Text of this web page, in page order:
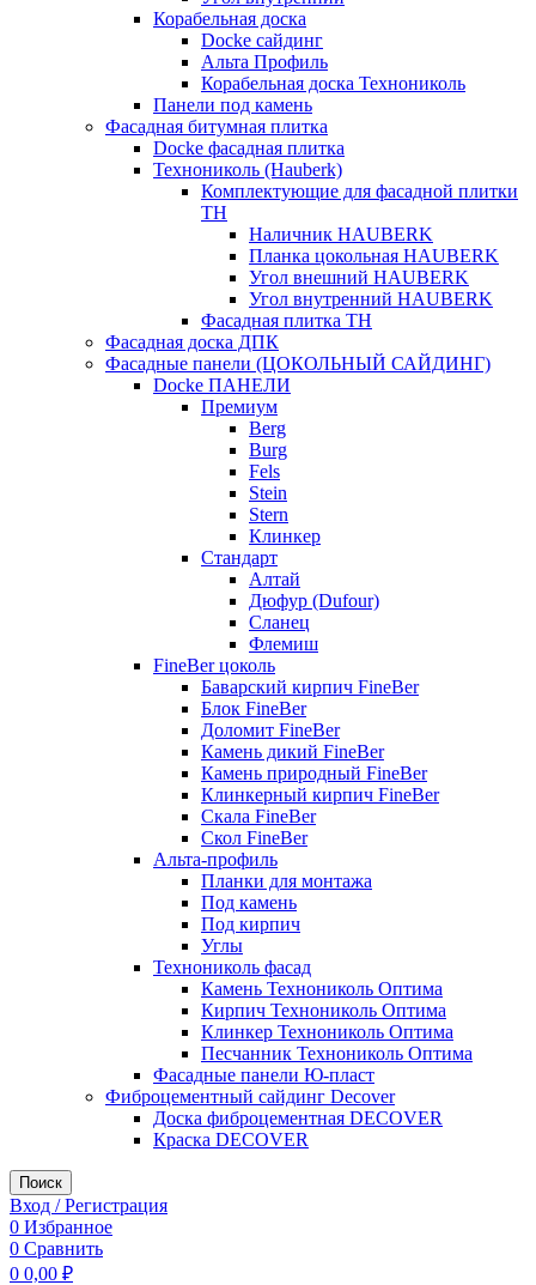
Корабельная доска
Docke сайдинг
Альта Профиль
Корабельная доска Технониколь
Панели под камень
Фасадная битумная плитка
Docke фасадная плитка
Технониколь (Hauberk)
Комплектующие для фасадной плитки
ТН
Наличник HAUBERK
Планка цокольная HAUBERK
Угол внешний HAUBERK
Угол внутренний HAUBERK
Фасадная плитка ТН
Фасадная доска ДПК
Фасадные панели (ЦОКОЛЬНЫЙ САЙДИНГ)
Docke ПАНЕЛИ
Премиум
Berg
Burg
Fels
Stein
Stern
Клинкер
Стандарт
Алтай
Дюфур (Dufour)
Сланец
Флемиш
FineBer цоколь
Баварский кирпич FineBer
Блок FineBer
Доломит FineBer
Камень дикий FineBer
Камень природный FineBer
Клинкерный кирпич FineBer
Скала FineBer
Скол FineBer
Альта-профиль
Планки для монтажа
Под камень
Под кирпич
Углы
Технониколь фасад
Камень Технониколь Оптима
Кирпич Технониколь Оптима
Клинкер Технониколь Оптима
Песчанник Технониколь Оптима
Фасадные панели Ю-пласт
Фиброцементный сайдинг Decover
Доска фиброцементная DECOVER
Краска DECOVER
Поиск
Вход / Регистрация
0 Избранное
0 Сравнить
0 0,00 ₽